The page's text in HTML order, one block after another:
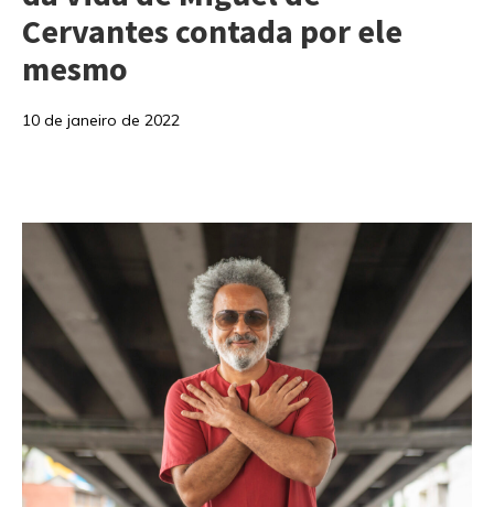
Cervantes contada por ele
mesmo
10 de janeiro de 2022